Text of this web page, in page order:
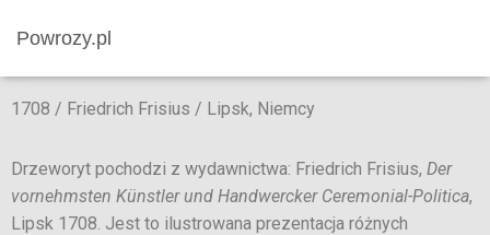
Powrozy.pl
1708 / Friedrich Frisius / Lipsk, Niemcy
Drzeworyt pochodzi z wydawnictwa: Friedrich Frisius, Der
vornehmsten Künstler und Handwercker Ceremonial-Politica,
Lipsk 1708. Jest to ilustrowana prezentacja różnych